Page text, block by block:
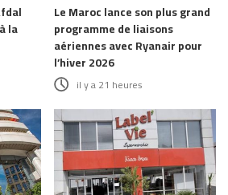
la
Le Maroc lance son plus grand
programme de liaisons
aériennes avec Ryanair pour
l’hiver 2026
il y a 21 heures